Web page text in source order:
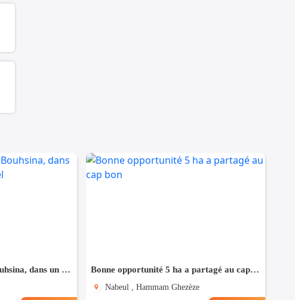
Terrain Fait l'angle à Bouhsina, dans un Quartier Résidentiel Bonne opportunité 5 ha a partagé au cap bon
Nabeul , Hammam Ghezèze